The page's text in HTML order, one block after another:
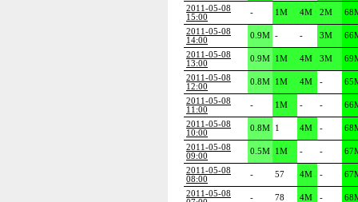
2011-05-08
15:00
- 1M 4M 2M
2011-05-08
14:00
0.9M - - 3M
2011-05-08
13:00
0.9M 1M 4M 3M
2011-05-08
12:00
0.8M 1M 4M -
2011-05-08
11:00
- 1M - -
2011-05-08
10:00
0.8M 1 4M -
2011-05-08
09:00
0.5M 1M - -
2011-05-08
08:00
- 57 4M -
2011-05-08
- 78 4M -